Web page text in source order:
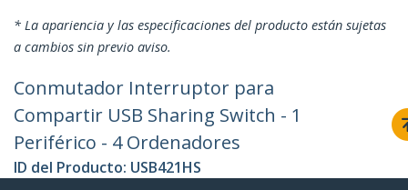
* La apariencia y las especificaciones del producto están sujetas
a cambios sin previo aviso.
Conmutador Interruptor para
Compartir USB Sharing Switch - 1
Periférico - 4 Ordenadores
ID del Producto: USB421HS